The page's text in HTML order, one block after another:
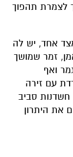
לצמרת תהפוך
אחד, יש לה
זמר שמושך
ואף
עם זירה
חשדנות סביב
את היתרון